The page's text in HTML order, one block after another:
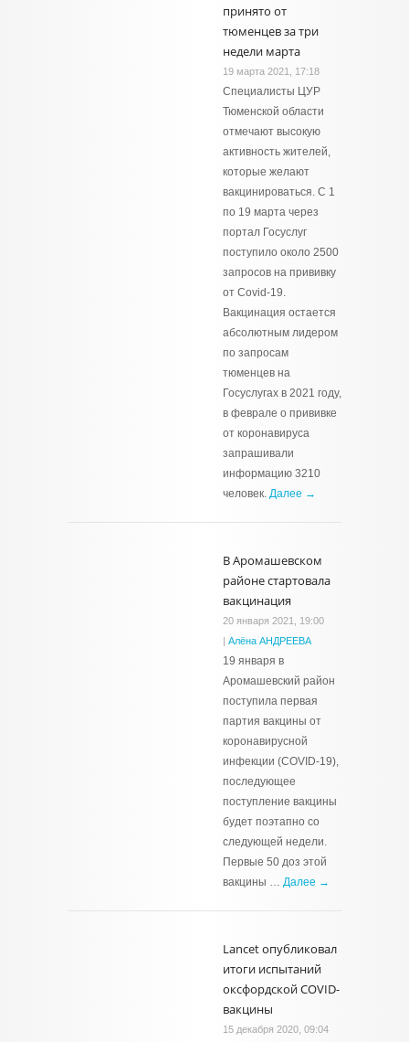
принято от
тюменцев за три
недели марта
19 марта 2021, 17:18
Специалисты ЦУР
Тюменской области
отмечают высокую
активность жителей,
которые желают
вакцинироваться. С 1
по 19 марта через
портал Госуслуг
поступило около 2500
запросов на прививку
от Covid-19.
Вакцинация остается
абсолютным лидером
по запросам
тюменцев на
Госуслугах в 2021 году,
в феврале о прививке
от коронавируса
запрашивали
информацию 3210
человек. Далее →
В Аромашевском
районе стартовала
вакцинация
20 января 2021, 19:00
| Алёна АНДРЕЕВА
19 января в
Аромашевский район
поступила первая
партия вакцины от
коронавирусной
инфекции (COVID-19),
последующее
поступление вакцины
будет поэтапно со
следующей недели.
Первые 50 доз этой
вакцины … Далее →
Lancet опубликовал
итоги испытаний
оксфордской COVID-
вакцины
15 декабря 2020, 09:04